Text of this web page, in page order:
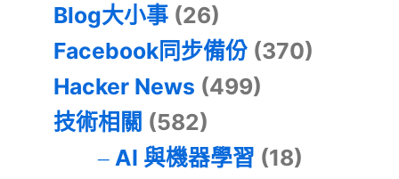
Blog大小事 (26)
Facebook同步備份 (370)
Hacker News (499)
技術相關 (582)
AI 與機器學習 (18)